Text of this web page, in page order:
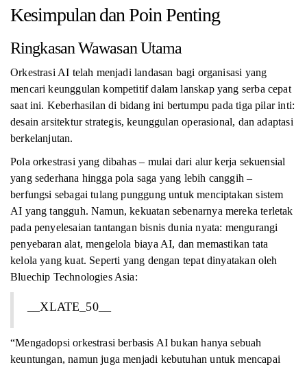
Kesimpulan dan Poin Penting
Ringkasan Wawasan Utama
Orkestrasi AI telah menjadi landasan bagi organisasi yang
mencari keunggulan kompetitif dalam lanskap yang serba cepat
saat ini. Keberhasilan di bidang ini bertumpu pada tiga pilar inti:
desain arsitektur strategis, keunggulan operasional, dan adaptasi
berkelanjutan.
Pola orkestrasi yang dibahas – mulai dari alur kerja sekuensial
yang sederhana hingga pola saga yang lebih canggih –
berfungsi sebagai tulang punggung untuk menciptakan sistem
AI yang tangguh. Namun, kekuatan sebenarnya mereka terletak
pada penyelesaian tantangan bisnis dunia nyata: mengurangi
penyebaran alat, mengelola biaya AI, dan memastikan tata
kelola yang kuat. Seperti yang dengan tepat dinyatakan oleh
Bluechip Technologies Asia:
__XLATE_50__
“Mengadopsi orkestrasi berbasis AI bukan hanya sebuah
keuntungan, namun juga menjadi kebutuhan untuk mencapai